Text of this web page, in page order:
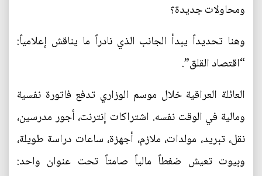
ومحاولات جديدة؟
وهنا تحديداً يبدأ الجانب الذي نادراً ما يناقش إعلامياً:
“اقتصاد القلق”.
العائلة العراقية خلال موسم الوزاري تدفع فاتورة نفسية
ومالية في الوقت نفسه. اشتراكات إنترنت، أجور مدرسين،
نقل، تبريد، مولدات، ملازم، أجهزة، ساعات دراسة طويلة،
وبيوت تعيش ضغطاً مالياً صامتاً تحت عنوان واحد: